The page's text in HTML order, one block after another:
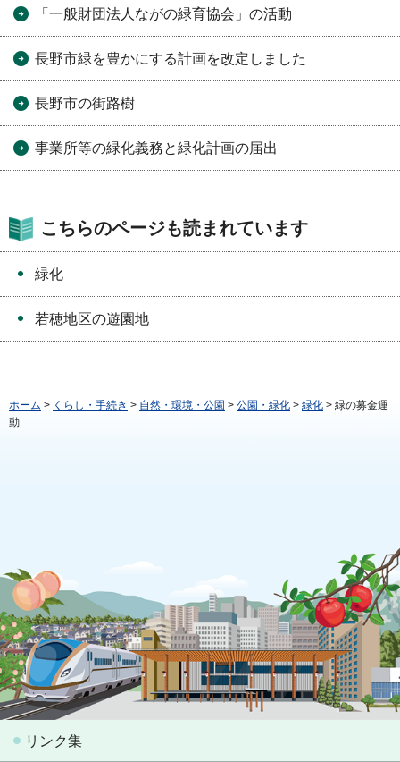
「一般財団法人ながの緑育協会」の活動
長野市緑を豊かにする計画を改定しました
長野市の街路樹
事業所等の緑化義務と緑化計画の届出
こちらのページも読まれています
緑化
若穂地区の遊園地
ホーム > くらし・手続き > 自然・環境・公園 > 公園・緑化 > 緑化 > 緑の募金運
動
リンク集